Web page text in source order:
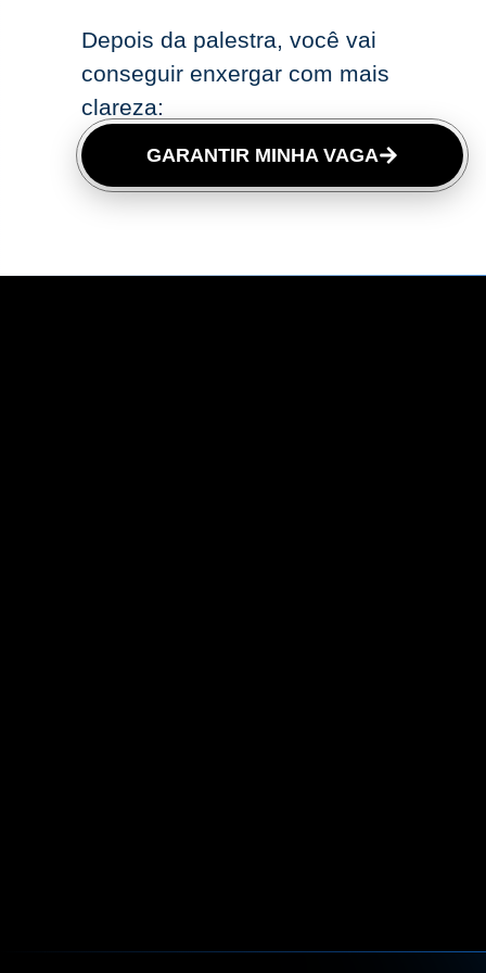
Depois da palestra, você vai
conseguir enxergar com mais
clareza:
GARANTIR MINHA VAGA